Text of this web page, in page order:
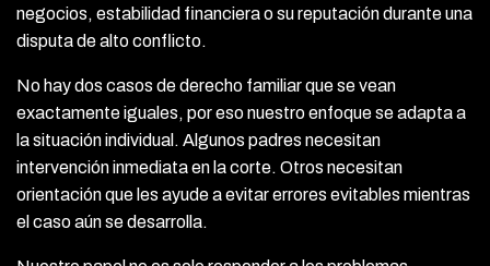
negocios, estabilidad financiera o su reputación durante una
disputa de alto conflicto.
No hay dos casos de derecho familiar que se vean
exactamente iguales, por eso nuestro enfoque se adapta a
la situación individual. Algunos padres necesitan
intervención inmediata en la corte. Otros necesitan
orientación que les ayude a evitar errores evitables mientras
el caso aún se desarrolla.